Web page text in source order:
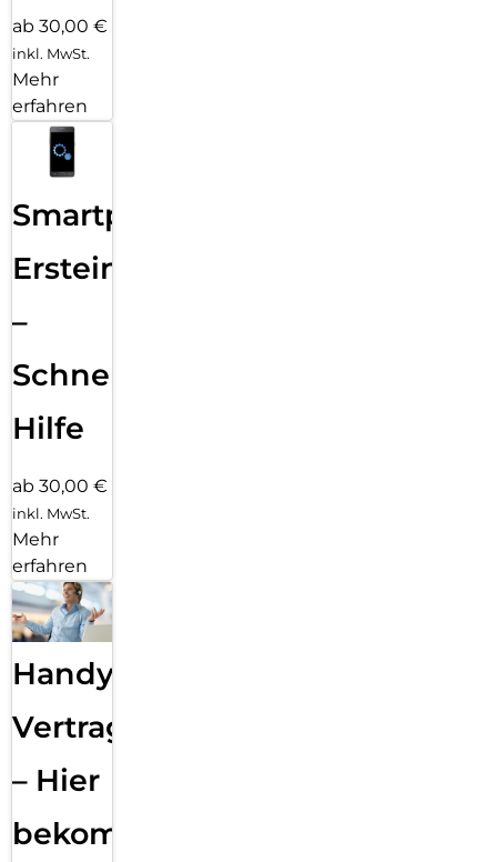
ab 30,00 €
inkl. MwSt.
Mehr
erfahren
Smartphone
Ersteinrichtung
–
Schnelle
Hilfe
ab 30,00 €
inkl. MwSt.
Mehr
erfahren
Handy
Vertragsabwicklung
– Hier
bekommst